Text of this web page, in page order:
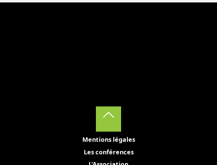
Mentions légales
Les conférences
Back
to